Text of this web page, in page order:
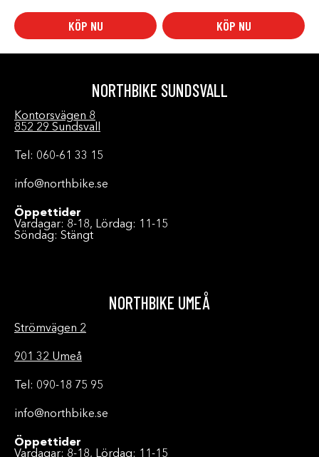
KÖP NU KÖP NU
NORTHBIKE SUNDSVALL
Kontorsvägen 8
852 29 Sundsvall
Tel: 060-61 33 15
info@northbike.se
Öppettider
Vardagar: 8-18, Lördag: 11-15
Söndag: Stängt
NORTHBIKE UMEÅ
Strömvägen 2
901 32 Umeå
Tel: 090-18 75 95
info@northbike.se
Öppettider
Vardagar: 8-18, Lördag: 11-15